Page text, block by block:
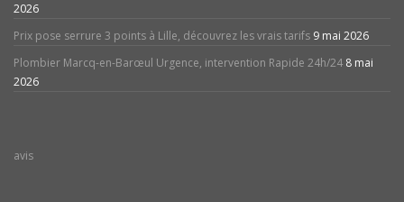
2026
Prix pose serrure 3 points à Lille, découvrez les vrais tarifs 9 mai 2026
Plombier Marcq-en-Barœul Urgence, intervention Rapide 24h/24 8 mai
2026
avis